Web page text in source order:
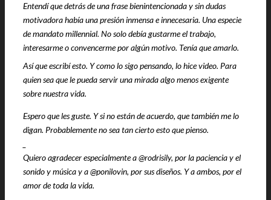
Entendí que detrás de una frase bienintencionada y sin dudas
motivadora había una presión inmensa e innecesaria. Una especie
de mandato millennial. No solo debía gustarme el trabajo,
interesarme o convencerme por algún motivo. Tenía que amarlo.
Así que escribí esto. Y como lo sigo pensando, lo hice video. Para
quien sea que le pueda servir una mirada algo menos exigente
sobre nuestra vida.
Espero que les guste. Y si no están de acuerdo, que también me lo
digan. Probablemente no sea tan cierto esto que pienso.
Quiero agradecer especialmente a @rodrisily, por la paciencia y el
sonido y música y a @ponilovin, por sus diseños. Y a ambos, por el
amor de toda la vida.